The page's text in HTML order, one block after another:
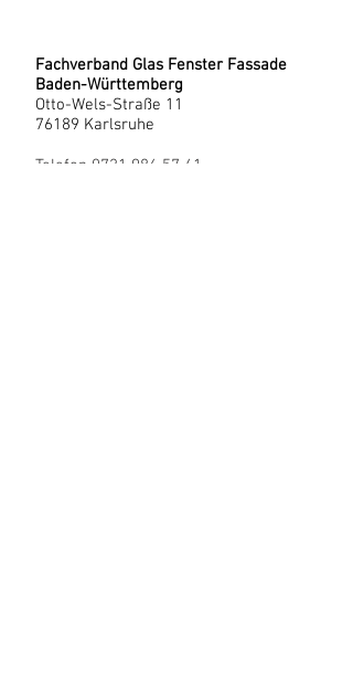
Fachverband Glas Fenster Fassade
Baden-Württemberg
Otto-Wels-Straße 11
76189 Karlsruhe
Telefon 0721 986 57 41